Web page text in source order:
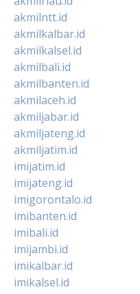
akmilntt.id
akmilkalbar.id
akmilkalsel.id
akmilbali.id
akmilbanten.id
akmilaceh.id
akmiljabar.id
akmiljateng.id
akmiljatim.id
imijatim.id
imijateng.id
imigorontalo.id
imibanten.id
imibali.id
imijambi.id
imikalbar.id
imikalsel.id